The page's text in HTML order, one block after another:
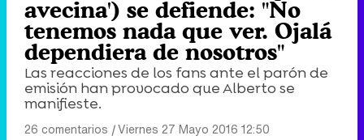
avecina') se defiende: "No
tenemos nada que ver. Ojalá
dependiera de nosotros"
Las reacciones de los fans ante el parón de
emisión han provocado que Alberto se
manifieste.
26 comentarios |Viernes 27 Mayo 2016 12:50